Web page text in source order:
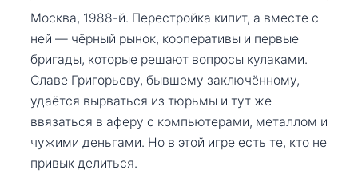
Москва, 1988-й. Перестройка кипит, а вместе с
ней — чёрный рынок, кооперативы и первые
бригады, которые решают вопросы кулаками.
Славе Григорьеву, бывшему заключённому,
удаётся вырваться из тюрьмы и тут же
ввязаться в аферу с компьютерами, металлом и
чужими деньгами. Но в этой игре есть те, кто не
привык делиться.